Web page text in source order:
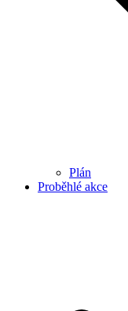
Plán
Proběhlé akce